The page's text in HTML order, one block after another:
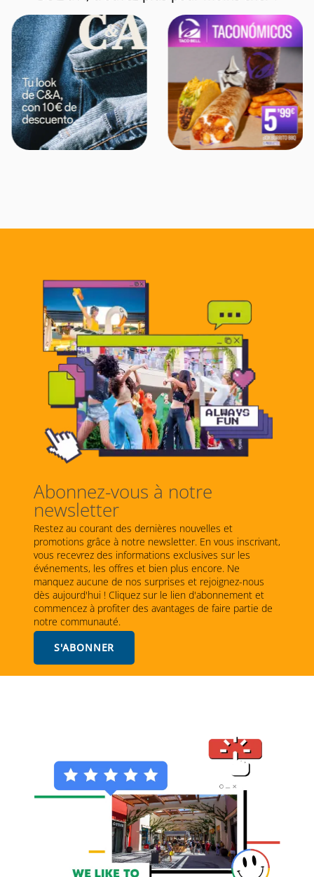
Abonnez-vous à notre
newsletter
Restez au courant des dernières nouvelles et
promotions grâce à notre newsletter. En vous inscrivant,
vous recevrez des informations exclusives sur les
événements, les offres et bien plus encore. Ne
manquez aucune de nos surprises et rejoignez-nous
dès aujourd'hui ! Cliquez sur le lien d'abonnement et
commencez à profiter des avantages de faire partie de
notre communauté.
S'ABONNER